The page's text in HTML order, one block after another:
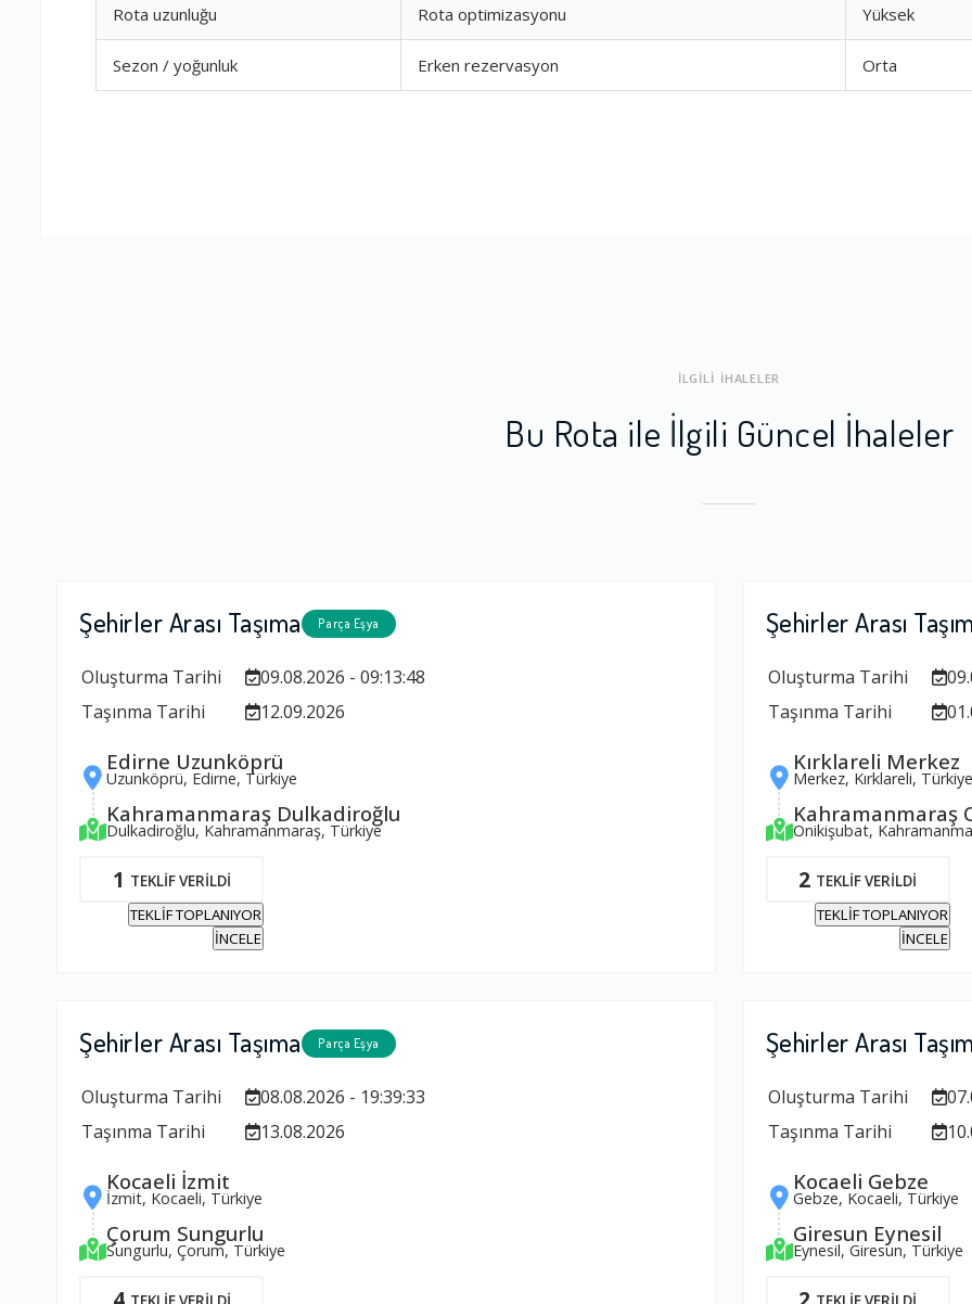
Rota uzunluğu Rota optimizasyonu Yüksek
Sezon / yoğunluk Erken rezervasyon Orta
İLGİLİ İHALELER
Bu Rota ile İlgili Güncel İhaleler
Şehirler Arası Taşıma Parça Eşya
Oluşturma Tarihi
09.08.2026 - 09:13:48
Taşınma Tarihi
12.09.2026
Edirne Uzunköprü
Uzunköprü, Edirne, Türkiye
Kahramanmaraş Dulkadiroğlu
Dulkadiroğlu, Kahramanmaraş, Türkiye
1 TEKLİF VERİLDİ
TEKLİF TOPLANIYOR
İNCELE
Şehirler Arası
Oluşturma Tarihi
Taşınma Tarihi
Kırklareli Merkez
Merkez, Kırklareli, Türkiye
Kahramanmaraş
Onikişubat,
2 TEKLİF VERİLDİ
TEKLİF TOPLANIYOR
İNCELE
Şehirler Arası Taşıma Parça Eşya
Oluşturma Tarihi
08.08.2026 - 19:39:33
Taşınma Tarihi
13.08.2026
Kocaeli İzmit
İzmit, Kocaeli, Türkiye
Çorum Sungurlu
Sungurlu, Çorum, Türkiye
Şehirler Arası
Oluşturma Tarihi
Taşınma Tarihi
Kocaeli Gebze
Gebze, Kocaeli, Türkiye
Giresun Eynesil
Eynesil, Giresun, Türkiye